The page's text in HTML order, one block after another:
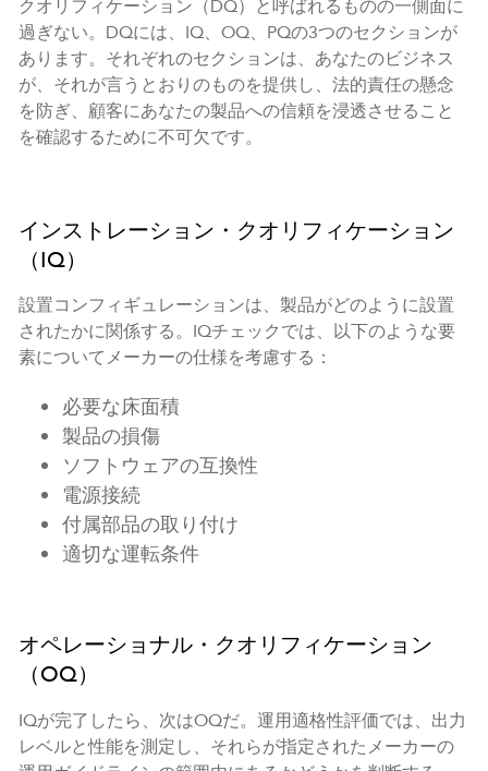
クオリフィケーション（DQ）と呼ばれるものの一側面に
過ぎない。DQには、IQ、OQ、PQの3つのセクションが
あります。それぞれのセクションは、あなたのビジネス
が、それが言うとおりのものを提供し、法的責任の懸念
を防ぎ、顧客にあなたの製品への信頼を浸透させること
を確認するために不可欠です。
インストレーション・クオリフィケーション
（IQ）
設置コンフィギュレーションは、製品がどのように設置
されたかに関係する。IQチェックでは、以下のような要
素についてメーカーの仕様を考慮する：
必要な床面積
製品の損傷
ソフトウェアの互換性
電源接続
付属部品の取り付け
適切な運転条件
オペレーショナル・クオリフィケーション
（OQ）
IQが完了したら、次はOQだ。運用適格性評価では、出力
レベルと性能を測定し、それらが指定されたメーカーの